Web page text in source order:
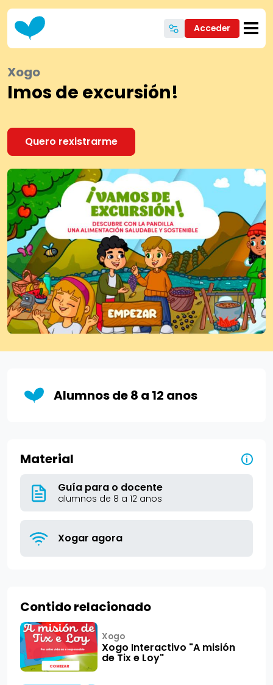
Ir o contido principal
Acceder
Xogo
Imos de excursión!
Quero rexistrarme
Alumnos de 8 a 12 anos
Material i
Guía para o docente
alumnos de 8 a 12 anos
Xogar agora
Contido relacionado
Xogo
Xogo Interactivo "A misión
de Tix e Loy"